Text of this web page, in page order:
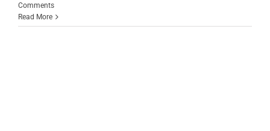
Comments
Read More